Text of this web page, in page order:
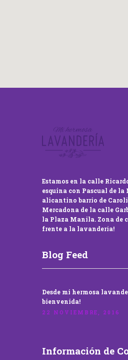
Estamos en la calle
esquina con Pascual de la
alicantino barrio de
Mercadona de la calle
la Plaza Manila. Zona de
frente a la lavandería!
Blog Feed
Desde mi hermosa
bienvenida!
22 NOVIEMBRE, 2016
Información de